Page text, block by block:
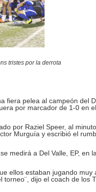
tristes por la derrota
fiera pelea al campeón del
por marcador de 1-0 en
por Raziel Speer, al
Murguía y escribió el
medirá a Del Valle, EP, en
ellos estaban jugando
dijo el coach de los